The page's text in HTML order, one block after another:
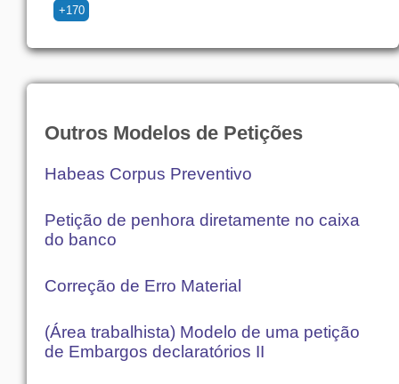
+170
Outros Modelos de Petições
Habeas Corpus Preventivo
Petição de penhora diretamente no caixa
do banco
Correção de Erro Material
(Área trabalhista) Modelo de uma petição
de Embargos declaratórios II